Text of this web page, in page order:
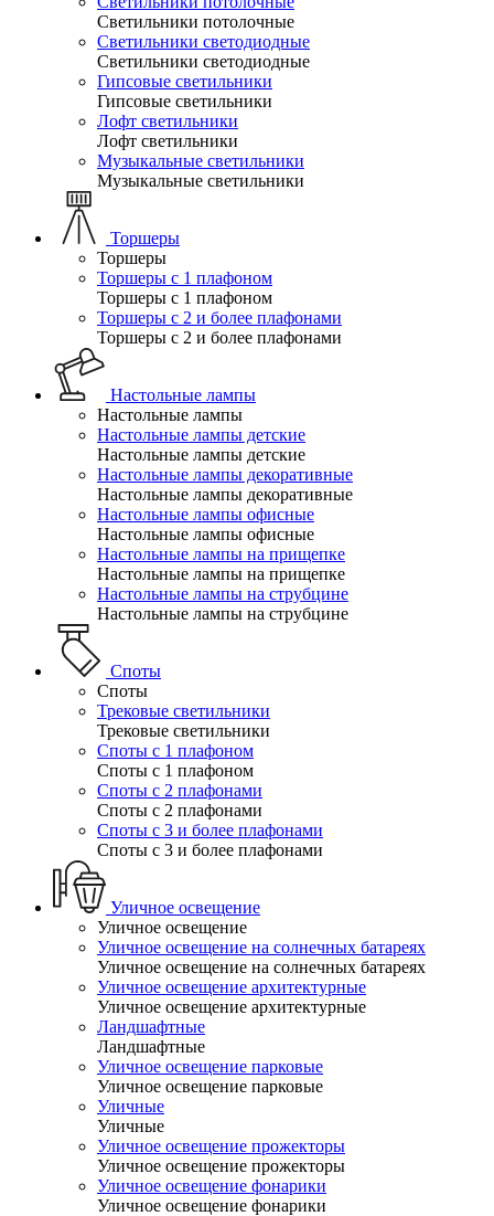
Светильники потолочные
Светильники светодиодные
Светильники светодиодные
Гипсовые светильники
Гипсовые светильники
Лофт светильники
Лофт светильники
Музыкальные светильники
Музыкальные светильники
Торшеры
Торшеры
Торшеры с 1 плафоном
Торшеры с 1 плафоном
Торшеры с 2 и более плафонами
Торшеры с 2 и более плафонами
Настольные лампы
Настольные лампы
Настольные лампы детские
Настольные лампы детские
Настольные лампы декоративные
Настольные лампы декоративные
Настольные лампы офисные
Настольные лампы офисные
Настольные лампы на прищепке
Настольные лампы на прищепке
Настольные лампы на струбцине
Настольные лампы на струбцине
Споты
Споты
Трековые светильники
Трековые светильники
Споты с 1 плафоном
Споты с 1 плафоном
Споты с 2 плафонами
Споты с 2 плафонами
Споты с 3 и более плафонами
Споты с 3 и более плафонами
Уличное освещение
Уличное освещение
Уличное освещение на солнечных батареях
Уличное освещение на солнечных батареях
Уличное освещение архитектурные
Уличное освещение архитектурные
Ландшафтные
Ландшафтные
Уличное освещение парковые
Уличное освещение парковые
Уличные
Уличные
Уличное освещение прожекторы
Уличное освещение прожекторы
Уличное освещение фонарики
Уличное освещение фонарики